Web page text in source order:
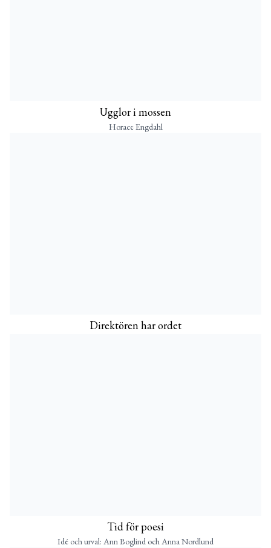
Ugglor i mossen
Horace Engdahl
Direktören har ordet
Tid för poesi
Idé och urval: Ann Boglind och Anna Nordlund